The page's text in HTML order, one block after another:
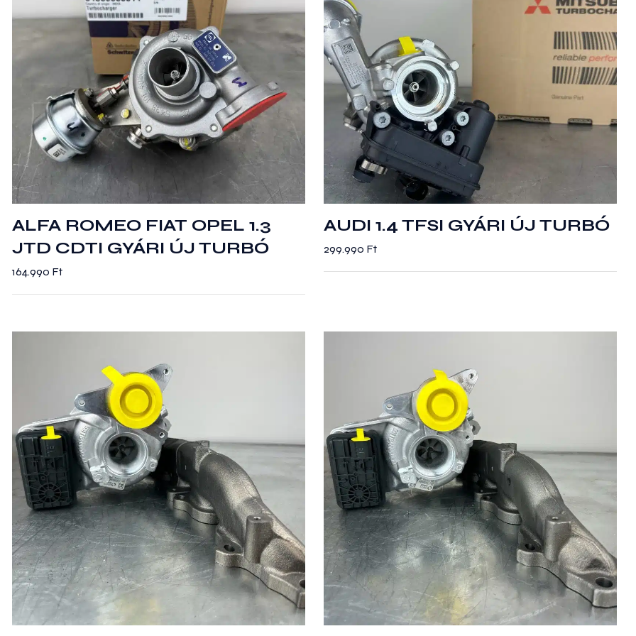
változatok
a
termékoldalon
választhatók
ALFA ROMEO FIAT OPEL 1.3
JTD CDTI GYÁRI ÚJ TURBÓ
164.990 Ft
AUDI 1.4 TFSI GYÁRI ÚJ TURBÓ
299.990 Ft